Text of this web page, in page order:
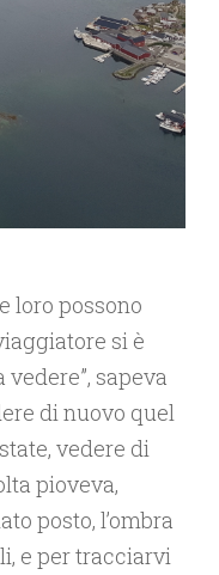
loro possono
si è
vedere”, sapeva
di nuovo quel
vedere di
pioveva,
posto, l’ombra
e per tracciarvi